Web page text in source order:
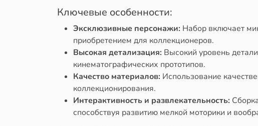
Ключевые особенности:
Эксклюзивные персонажи: Набор включает
приобретением для коллекционеров.
Высокая детализация: Высокий уровень
кинематографических прототипов.
Качество материалов: Использование
коллекционирования.
Интерактивность и развлекательность:
способствуя развитию мелкой моторики и